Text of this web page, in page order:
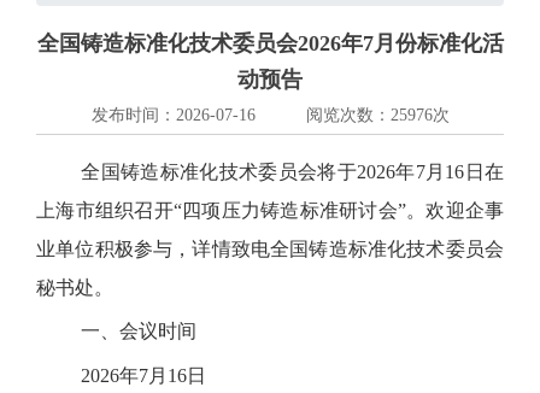
全国铸造标准化技术委员会2026年7月份标准化活
动预告
发布时间：2026-07-16 阅览次数：25976次
全国铸造标准化技术委员会将于2026年7月 16 日在
上海市组织召开“四项压力铸造标准研讨会”。欢迎企事
业单位积极参与，详情致电全国铸造标准化技术委员会
秘书处。
一、会议时间
2026年7月16日